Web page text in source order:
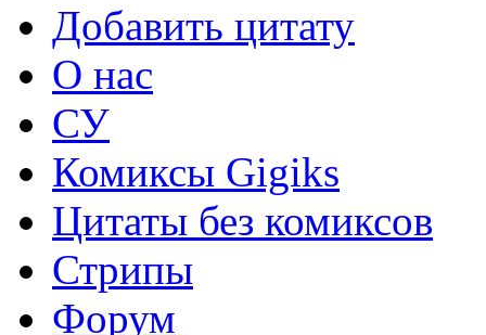
Добавить цитату
О нас
СУ
Комиксы Gigiks
Цитаты без комиксов
Стрипы
Форум